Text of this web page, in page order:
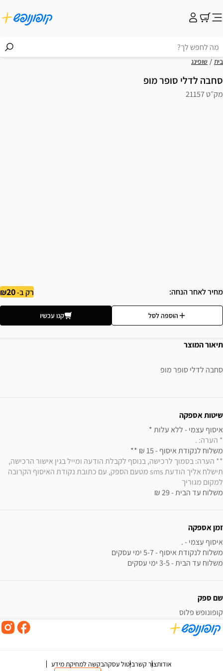
בית שופינג
סחבה לדלי סופר מופ
מק״ט 21157
מחיר לאחר הנחה רק ב-20
הוספה לסל קנו עכשיו
תיאור המוצר
סחבה לדלי סופר מופ
שיטות אספקה
איסוף עצמי - ללא עלות *
* הערה: .
משלוח לנקודת איסוף - 15 ₪ **
למקום מגוריך
משלוח עד הבית - 29 ₪
זמן אספקה
משלוח עד הבית - 3-5 ימי עסקים
שם ספק
קופונופש פלוס
אודותצור קשרביטול עסקהבקשה למחיקת מידע